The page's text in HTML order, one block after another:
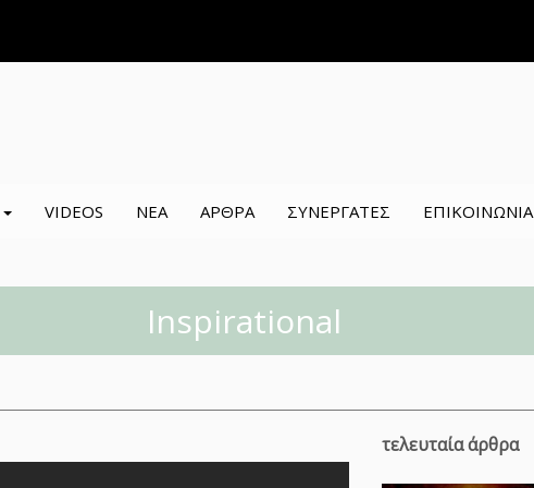
VIDEOS ΝΕΑ ΑΡΘΡΑ ΣΥΝΕΡΓΑΤΕΣ ΕΠΙΚΟΙΝΩΝΙΑ
Inspirational
τελευταία άρθρα